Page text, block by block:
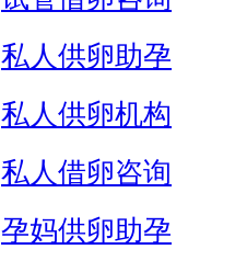
私人供卵助孕
私人供卵机构
私人借卵咨询
孕妈供卵助孕